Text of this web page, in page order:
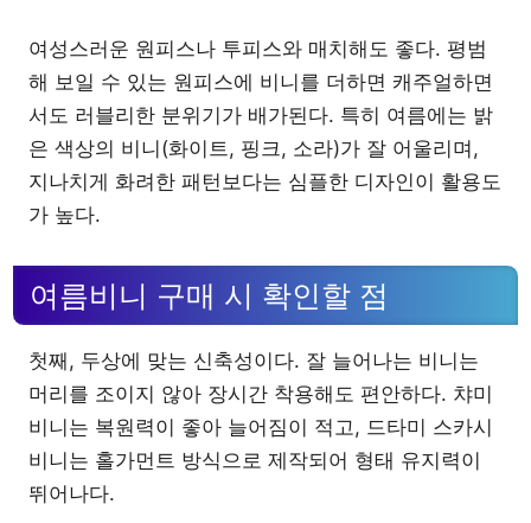
여성스러운 원피스나 투피스와 매치해도 좋다. 평범
해 보일 수 있는 원피스에 비니를 더하면 캐주얼하면
서도 러블리한 분위기가 배가된다. 특히 여름에는 밝
은 색상의 비니(화이트, 핑크, 소라)가 잘 어울리며,
지나치게 화려한 패턴보다는 심플한 디자인이 활용도
가 높다.
여름비니 구매 시 확인할 점
첫째, 두상에 맞는 신축성이다. 잘 늘어나는 비니는
머리를 조이지 않아 장시간 착용해도 편안하다. 챠미
비니는 복원력이 좋아 늘어짐이 적고, 드타미 스카시
비니는 홀가먼트 방식으로 제작되어 형태 유지력이
뛰어나다.